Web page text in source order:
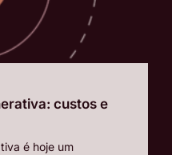
custos e
é hoje um